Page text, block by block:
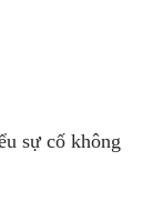
sự cố không